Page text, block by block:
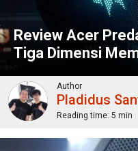
Review Acer
Tiga Dimensi
Author
Pladidus
Reading time: 5 min